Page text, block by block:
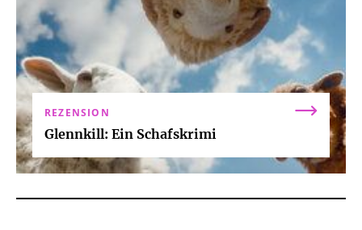
REZENSION
Glennkill: Ein Schafskrimi